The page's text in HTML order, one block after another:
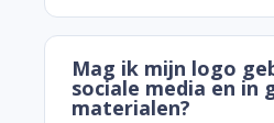
Mag ik mijn logo
sociale media en in
materialen?